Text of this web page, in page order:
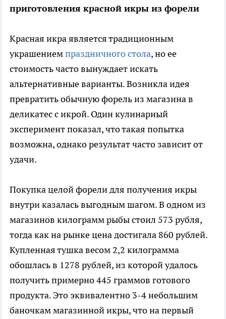
приготовления красной икры из форели
Красная икра является традиционным
украшениемпраздничного стола, но ее
стоимость часто вынуждает искать
альтернативные варианты. Возникла идея
превратить обычную форель из магазина в
деликатес с икрой. Один кулинарный
эксперимент показал, что такая попытка
возможна, однако результат часто зависит от
удачи.
Покупка целой форели для получения икры
внутри казалась выгодным шагом. В одном из
магазинов килограмм рыбы стоил 573 рубля,
тогда как на рынке цена достигала 860 рублей.
Купленная тушка весом 2,2 килограмма
обошлась в 1278 рублей, из которой удалось
получить примерно 445 граммов готового
продукта. Это эквивалентно 3-4 небольшим
баночкам магазинной икры, что на первый